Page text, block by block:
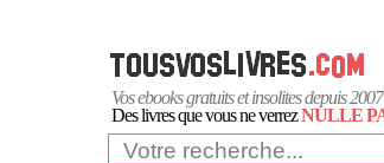
Vos ebooks gratuits et insolites depuis 2007
Des livres que vous ne verrezNULLE